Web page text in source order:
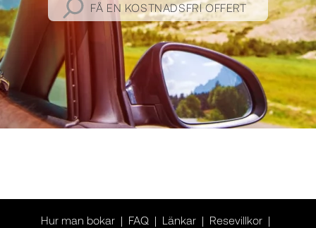
FÅ EN KOSTNADSFRI OFFERT
Hur man bokar FAQ Länkar
Resevillkor